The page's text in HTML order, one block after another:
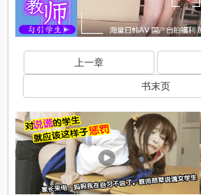
上一章
书末页